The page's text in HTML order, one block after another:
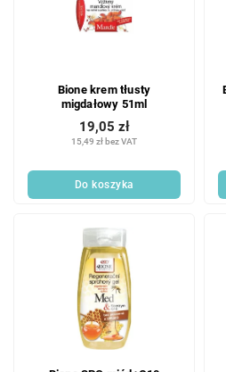
Bione krem tłusty
migdałowy 51ml
15,49 zł bez VAT
19,05 zł
Do koszyka